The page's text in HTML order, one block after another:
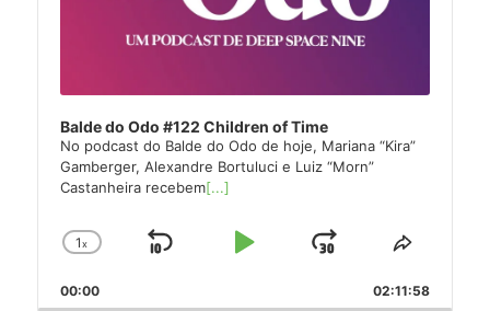
Balde do Odo #122 Children of Time
No podcast do Balde do Odo de hoje, Mariana “Kira”
Gamberger, Alexandre Bortuluci e Luiz “Morn”
Castanheira recebem[...]
Change
Rate
1x
Skip
Play
Jump
Forward
Share
Episode
00:00 02:11:58